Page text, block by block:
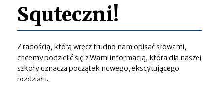
Squteczni!
Z radością, którą wręcz trudno nam opisać słowami,
chcemy podzielić się z Wami informacją, która dla naszej
szkoły oznacza początek nowego, ekscytującego
rozdziału.